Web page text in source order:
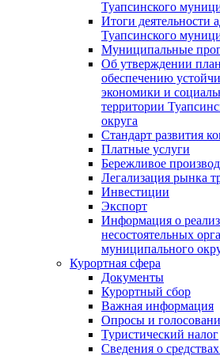
Туапсинского
Итоги деятельности
Туапсинского
Муниципальные
Об утверждении
обеспечению
экономики и
территории
округа
Стандарт развития
Платные услуги
Бережливое
Легализация рынка
Инвестиции
Экспорт
Информация о
несостоятельных
муниципального
Курортная сфера
Документы
Курортный сбор
Важная информация
Опросы и
Туристический налог
Сведения о